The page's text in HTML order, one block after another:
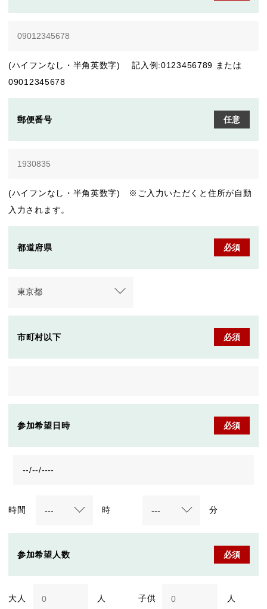
(ハイフンなし・半角英数字) 記入例:0123456789 または
09012345678
郵便番号 任意
(ハイフンなし・半角英数字) ※ご入力いただくと住所が自動
入力されます。
都道府県 必須
市町村以下 必須
参加希望日時 必須
時間 時 分
参加希望人数 必須
大人 人 子供 人